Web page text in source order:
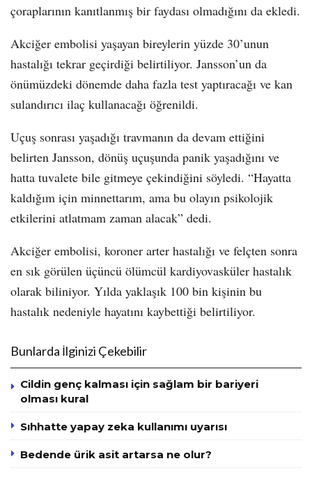
çoraplarının kanıtlanmış bir faydası olmadığını da ekledi.
Akciğer embolisi yaşayan bireylerin yüzde 30’unun
hastalığı tekrar geçirdiği belirtiliyor. Jansson’un da
önümüzdeki dönemde daha fazla test yaptıracağı ve kan
sulandırıcı ilaç kullanacağı öğrenildi.
Uçuş sonrası yaşadığı travmanın da devam ettiğini
belirten Jansson, dönüş uçuşunda panik yaşadığını ve
hatta tuvalete bile gitmeye çekindiğini söyledi. “Hayatta
kaldığım için minnettarım, ama bu olayın psikolojik
etkilerini atlatmam zaman alacak” dedi.
Akciğer embolisi, koroner arter hastalığı ve felçten sonra
en sık görülen üçüncü ölümcül kardiyovasküler hastalık
olarak biliniyor. Yılda yaklaşık 100 bin kişinin bu
hastalık nedeniyle hayatını kaybettiği belirtiliyor.
Bunlarda İlginizi Çekebilir
Cildin genç kalması için sağlam bir bariyeri
olması kural
Sıhhatte yapay zeka kullanımı uyarısı
Bedende ürik asit artarsa ne olur?